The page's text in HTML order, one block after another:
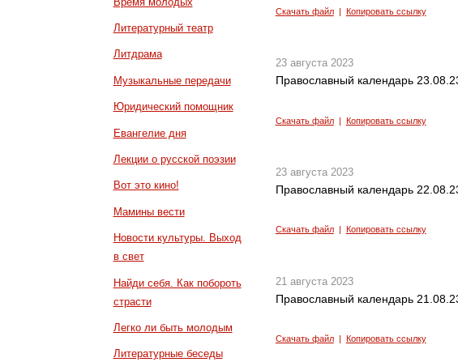
Литературный театр
Литдрама
Музыкальные передачи
Юридический помощник
Евангелие дня
Лекции о русской поэзии
Вот это кино!
Мамины вести
Новости культуры. Выход
в свет
Найди себя. Как побороть
страсти
Легко ли быть молодым
Литературные беседы
Скачать файл| Копировать ссылку
23 августа 2023
Православный календарь
Скачать файл| Копировать ссылку
23 августа 2023
Православный календарь
Скачать файл| Копировать ссылку
21 августа 2023
Православный календарь
Скачать файл| Копировать ссылку